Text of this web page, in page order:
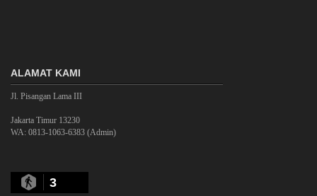
ALAMAT KAMI
Jl. Pisangan Lama III
Jakarta Timur 13230
WA: 0813-1063-6383 (Admin)
3